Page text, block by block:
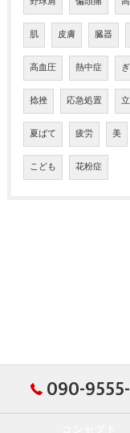
肌 皮膚 臓器
高血圧 熱中症
捻挫 応急処置
夏ばて 疲労 美
こども 花粉症
090-